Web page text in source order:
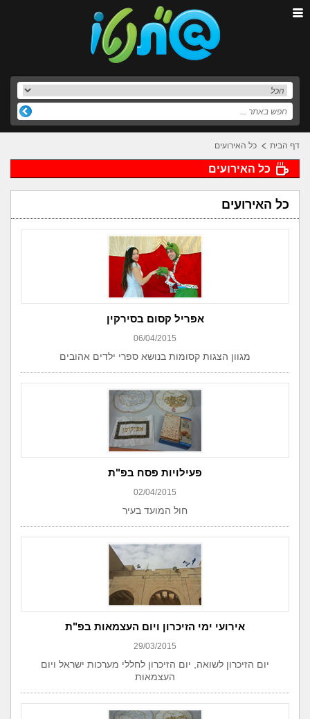
דף הבית כל האירועים
כל האירועים
כל האירועים
אפריל קסום בסירקין
06/04/2015
מגוון הצגות קסומות בנושא ספרי ילדים אהובים
פעילויות פסח בפ"ת
02/04/2015
חול המועד בעיר
אירועי ימי הזיכרון ויום העצמאות בפ"ת
29/03/2015
יום הזיכרון לשואה, יום הזיכרון לחללי מערכות ישראל ויום
העצמאות